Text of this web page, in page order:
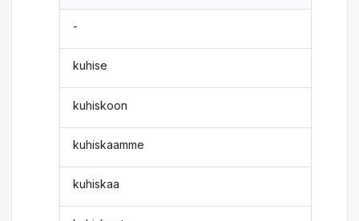
-
kuhise
kuhiskoon
kuhiskaamme
kuhiskaa